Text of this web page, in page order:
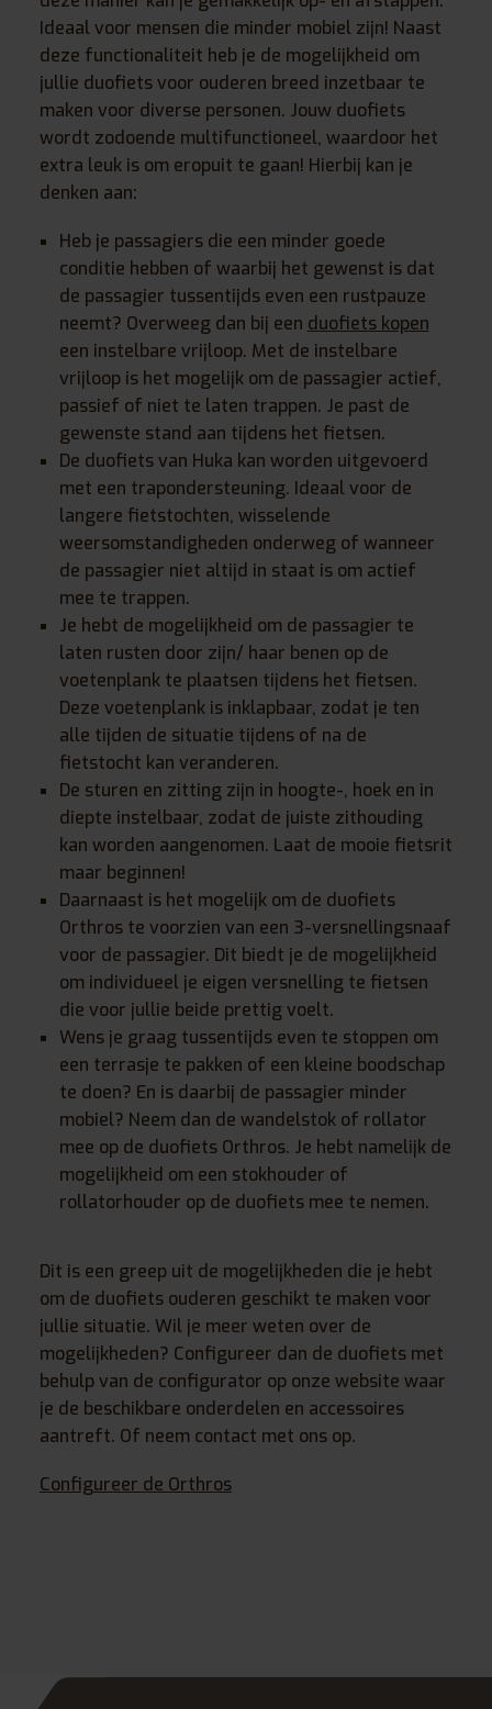
Ideaal voor mensen die minder mobiel zijn! Naast
deze functionaliteit heb je de mogelijkheid om
jullie duofiets voor ouderen breed inzetbaar te
maken voor diverse personen. Jouw duofiets
wordt zodoende multifunctioneel, waardoor het
extra leuk is om eropuit te gaan! Hierbij kan je
denken aan:
Heb je passagiers die een minder goede
conditie hebben of waarbij het gewenst is dat
de passagier tussentijds even een rustpauze
neemt? Overweeg dan bij een duofiets kopen
een instelbare vrijloop. Met de instelbare
vrijloop is het mogelijk om de passagier actief,
passief of niet te laten trappen. Je past de
gewenste stand aan tijdens het fietsen.
De duofiets van Huka kan worden uitgevoerd
met een trapondersteuning. Ideaal voor de
langere fietstochten, wisselende
weersomstandigheden onderweg of wanneer
de passagier niet altijd in staat is om actief
mee te trappen.
Je hebt de mogelijkheid om de passagier te
laten rusten door zijn/ haar benen op de
voetenplank te plaatsen tijdens het fietsen.
Deze voetenplank is inklapbaar, zodat je ten
alle tijden de situatie tijdens of na de
fietstocht kan veranderen.
De sturen en zitting zijn in hoogte-, hoek en in
diepte instelbaar, zodat de juiste zithouding
kan worden aangenomen. Laat de mooie fietsrit
maar beginnen!
Daarnaast is het mogelijk om de duofiets
Orthros te voorzien van een 3-versnellingsnaaf
voor de passagier. Dit biedt je de mogelijkheid
om individueel je eigen versnelling te fietsen
die voor jullie beide prettig voelt.
Wens je graag tussentijds even te stoppen om
een terrasje te pakken of een kleine boodschap
te doen? En is daarbij de passagier minder
mobiel? Neem dan de wandelstok of rollator
mee op de duofiets Orthros. Je hebt namelijk de
mogelijkheid om een stokhouder of
rollatorhouder op de duofiets mee te nemen.
Dit is een greep uit de mogelijkheden die je hebt
om de duofiets ouderen geschikt te maken voor
jullie situatie. Wil je meer weten over de
mogelijkheden? Configureer dan de duofiets met
behulp van de configurator op onze website waar
je de beschikbare onderdelen en accessoires
aantreft. Of neem contact met ons op.
Configureer de Orthros